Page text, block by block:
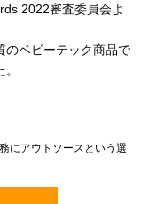
2022審査委員会よ
のベビーテック商品で
にアウトソースという選